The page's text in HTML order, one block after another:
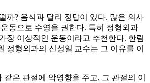
까? 음식과 달리 정답이 있다. 많은 의사
동으로 수영을 권한다. 특히 정형외과
장 이상적인 운동이라고 추천한다. 한림
정형외과의 신성일 교수는 그 이유를 이
같은 관절에 악영향을 주고, 그 관절의 이